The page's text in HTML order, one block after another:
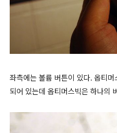
좌측에는 볼륨 버튼이 있다. 옵티
되어 있는데 옵티머스빅은 하나의